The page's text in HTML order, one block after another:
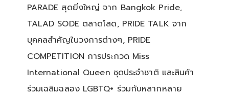
PARADE สุดยิ่งใหญ่ จาก Bangkok Pride,
TALAD SODE ตลาดโสด, PRIDE TALK จาก
บุคคลสำคัญในวงการต่างๆ, PRIDE
COMPETITION การประกวด Miss
International Queen ชุดประจำชาติ และสินค้า
ร่วมเฉลิมฉลอง LGBTQ+ ร่วมกับหลากหลาย